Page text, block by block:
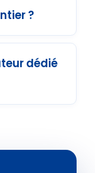
?
dédié